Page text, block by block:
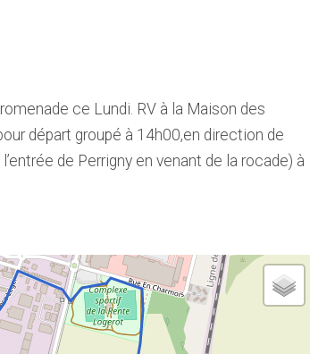
ce Lundi. RV à la Maison des
départ groupé à 14h00,en direction de
de Perrigny en venant de la rocade) à